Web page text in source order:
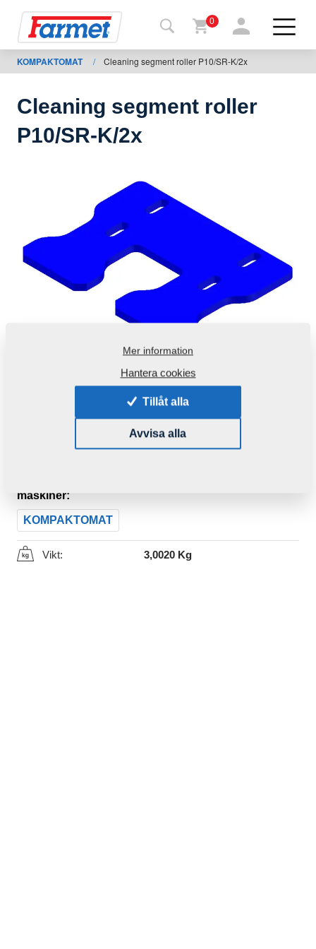
shop
För
nedladdning
0
KOMPAKTOMAT / Cleaning segment roller P10/SR-K/2x
Cleaning segment roller
P10/SR-K/2x
Produktkod: 4007971
maskiner:
KOMPAKTOMAT
Vikt: 3,0020 Kg
Mer information
Hantera cookies
Tillåt alla
Avvisa alla